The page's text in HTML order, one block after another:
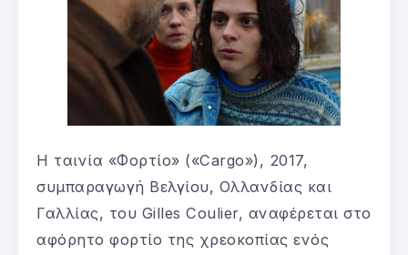
Η ταινία «Φορτίο» («Cargo»), 2017,
συμπαραγωγή Βελγίου, Ολλανδίας και
Γαλλίας, του Gilles Coulier, αναφέρεται στο
αφόρητο φορτίο της χρεοκοπίας ενός